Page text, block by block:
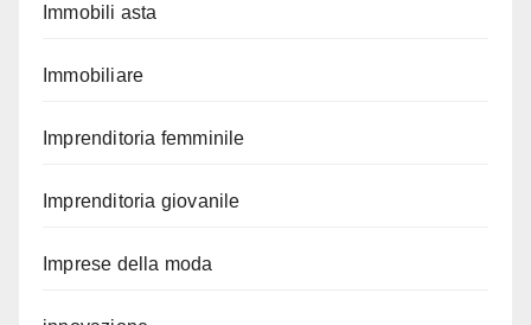
Immobili asta
Immobiliare
Imprenditoria femminile
Imprenditoria giovanile
Imprese della moda